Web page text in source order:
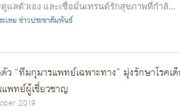
แลตัวเอง และเชื่อมั่นเทรนด์รักสุขภาพที่กำลั...
เหยข่าวประชาสัมพันธ์
ว “ทีมกุมารแพทย์เฉพาะทาง” มุ่งรักษาโรคเ
พทย์ผู้เชี่ยวชาญ
2019